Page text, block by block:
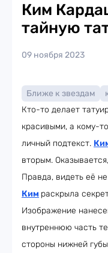
Ким
тайную
09 ноября 2023
Ближе к звездам
Кто-то делает
красивыми, а кому-
личный подтекст.
вторым.
Правда, видеть её
Ким раскрыла
Изображение
внутреннюю часть
стороны нижней